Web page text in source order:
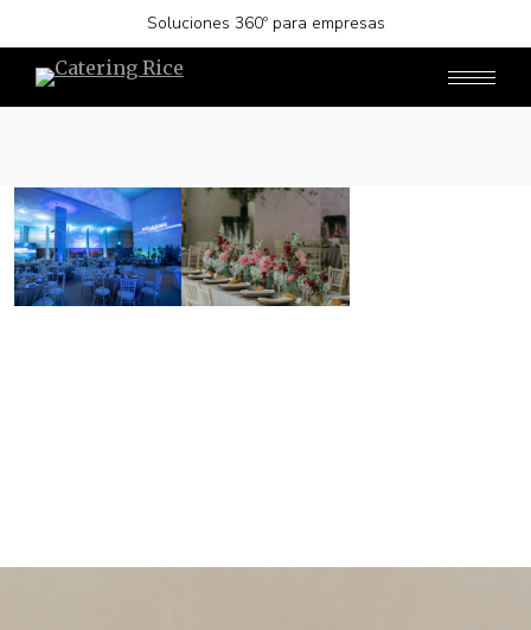
Soluciones 360º para empresas